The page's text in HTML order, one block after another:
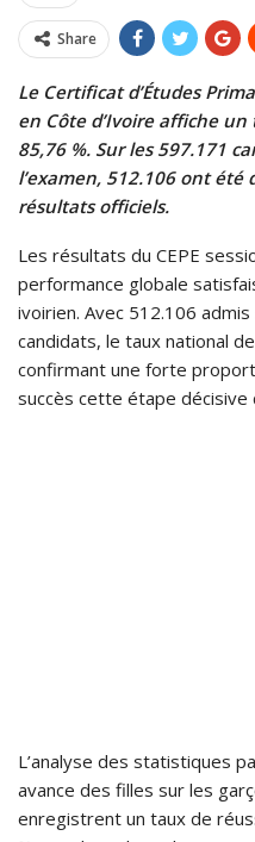
Share
Le Certificat d’Études
en Côte d’Ivoire affiche
85,76 %. Sur les 597.171
l’examen, 512.106 ont été
résultats officiels.
Les résultats du CEPE
performance globale
ivoirien. Avec 512.106
candidats, le taux national
confirmant une forte
succès cette étape décisive
L’analyse des statistiques
avance des filles sur les
enregistrent un taux de